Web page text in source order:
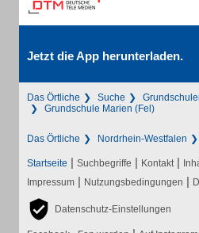
Jetzt die App herunterladen.
Das Örtliche Suche
Grundschule Marien (Fel)
Das Örtliche Nordrhein-Westfalen
Startseite | Suchbegriffe | Kontakt |
Impressum | Nutzungsbedingungen |
Datenschutz-Einstellungen